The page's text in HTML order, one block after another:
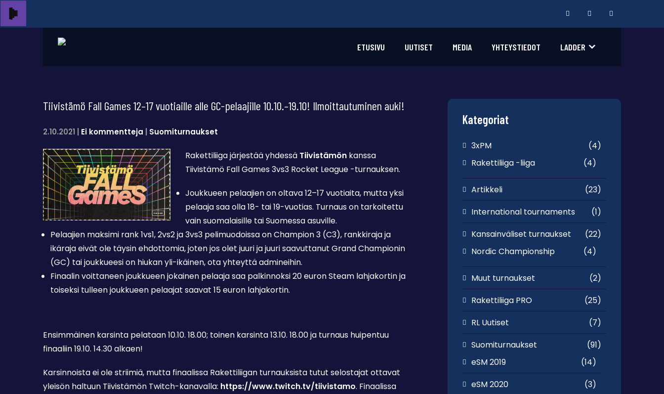
ETUSIVU UUTISET MEDIA YHTEYSTIEDOT LADDER
Tiivistämö Fall Games 12–17 vuotiaille alle GC-pelaajille 10.10.–19.10! Ilmoittautuminen auki!
2.10.2021 Ei kommentteja Suomiturnaukset
Rakettiliiga järjestää yhdessä Tiivistämönkanssa
Tiivistämö Fall Games 3vs3 Rocket League -turnauksen.
Joukkueen pelaajien on oltava 12–17 vuotiaita, mutta yksi
pelaaja saa olla 18- tai 19-vuotias. Turnaus on tarkoitettu
vain suomalaisille tai Suomessa asuville.
Pelaajien maksimi rank 1vs1, 2vs2 ja 3vs3 pelimuodoissa on Champion 3 (C3), rankkiraja ja
ikäraja eivät ole täysin ehdottomia, joten jos olet juuri ja juuri saavuttanut Grand Championin
(GC) tai joukkueesi on hiukan yli-ikäinen, ota yhteyttä admineihin.
Finaalin voittaneen joukkueen jokainen pelaaja saa palkinnoksi 20 euron Steam lahjakortin ja
toiseksi tulleen joukkueen pelaajat saavat 15 euron lahjakortin.
Ensimmäinen karsinta pelataan 10.10. 18.00; toinen karsinta 13.10. 18.00 ja turnaus huipentuu
finaaliin 19.10. 14.30 alkaen!
Karsinnoista ei ole striimiä, mutta finaalissa Rakettiliigan turnauksista tutut selostajat ottavat
yleisön haltuun Tiivistämön Twitch-kanavalla: https://www.twitch.tv/tiivistamo. Finaalissa
Kategoriat
3xPM
(4)
Rakettiliiga -liiga
(4)
Artikkeli
(23)
International tournaments
(1)
Kansainväliset turnaukset
(22)
Nordic Championship
(4)
Muut turnaukset
(2)
Rakettiliiga PRO
(25)
RL Uutiset
(7)
Suomiturnaukset
(91)
eSM 2019
(14)
eSM 2020
(3)